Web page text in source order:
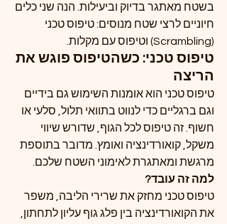
בשטח מאתגר בדיוק וביעילות. הנה שני כלים
חיוניים לרצי שטח מנוסים: טיפוס טכני
(Scrambling) וטיפוס עם מקלות.
טיפוס טכני: כשהטיפוס פוגש את
הריצה
טיפוס טכני הוא אומנות השימוש גם בידיים
וגם ברגליים כדי לנווט בתוואי תלול, סלעי או
חשוף. זה טיפוס לכל הגוף, שדורש שיווי
משקל, קואורדינציה ואומץ. מדובר בתוספת
מרגשת ומאתגרת לאימוני השטח שלכם.
למה זה עובד?
טיפוס טכני מחזק את שרירי הליבה, משפר
את הקואורדינציה בין פלג גוף עליון לתחתון,